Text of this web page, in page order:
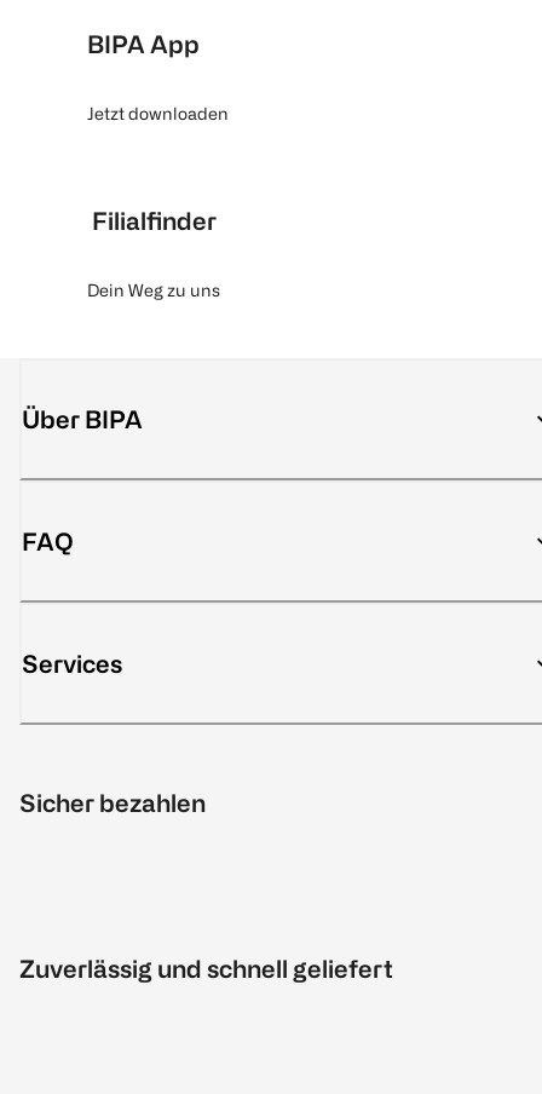
BIPA App
Jetzt downloaden
Filialfinder
Dein Weg zu uns
Über BIPA
FAQ
Services
Sicher bezahlen
Zuverlässig und schnell geliefert